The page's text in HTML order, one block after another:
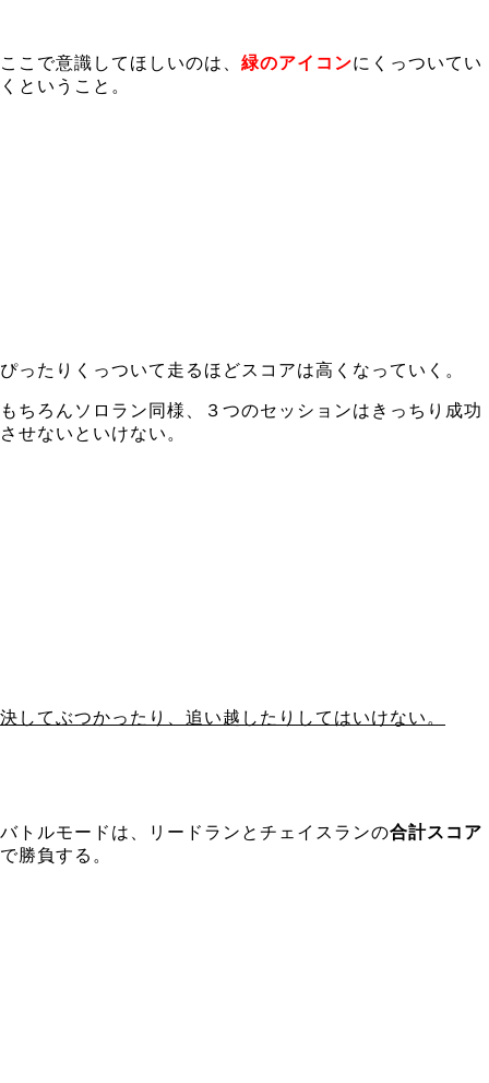
ここで意識してほしいのは、 緑のアイコンにくっついてい
くということ。
ぴったりくっついて走るほどスコアは高くなっていく。
もちろんソロラン同様、３つのセッションはきっちり成功
させないといけない。
決してぶつかったり、追い越したりしてはいけない。
バトルモードは、リードランとチェイスランの合計スコア
で勝負する。